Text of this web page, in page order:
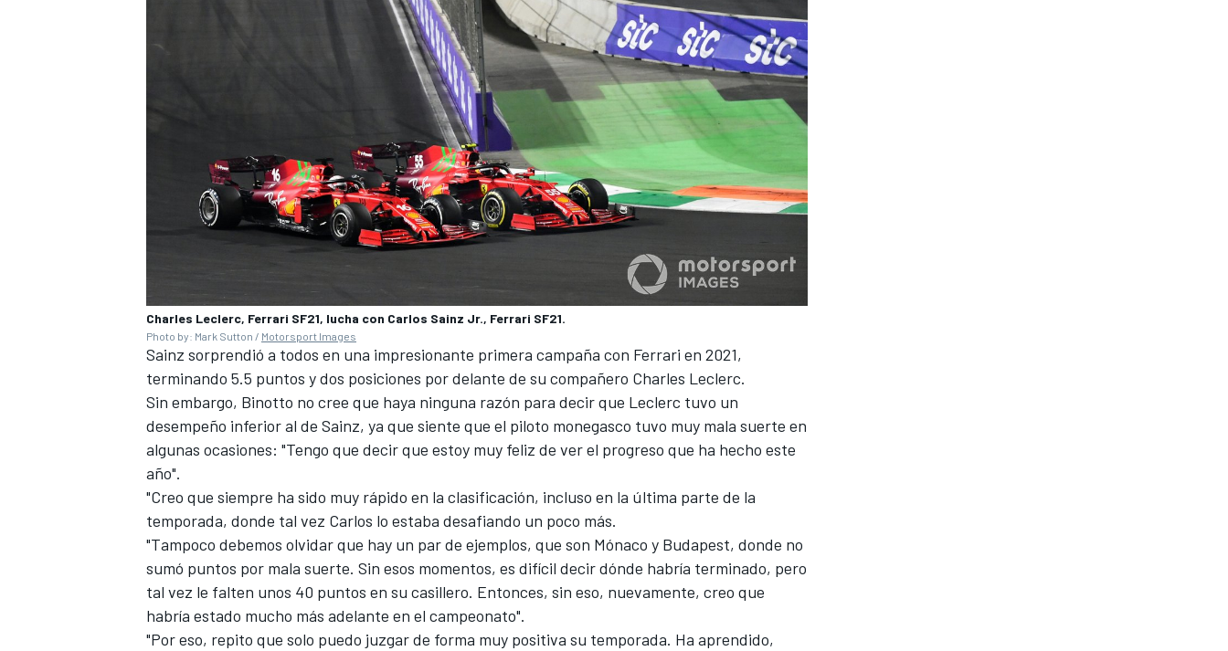
MÁS CATEGORÍAS
Charles Leclerc, Ferrari SF21, lucha con Carlos Sainz Jr., Ferrari SF21.
Photo by: Mark Sutton / Motorsport Images
Sainz sorprendió a todos en una impresionante primera campaña con Ferrari en 2021,
terminando 5.5 puntos y dos posiciones por delante de su compañero Charles Leclerc.
Sin embargo, Binotto no cree que haya ninguna razón para decir que Leclerc tuvo un
desempeño inferior al de Sainz, ya que siente que el piloto monegasco tuvo muy mala suerte en
algunas ocasiones: "Tengo que decir que estoy muy feliz de ver el progreso que ha hecho este
año".
"Creo que siempre ha sido muy rápido en la clasificación, incluso en la última parte de la
temporada, donde tal vez Carlos lo estaba desafiando un poco más.
"Tampoco debemos olvidar que hay un par de ejemplos, que son Mónaco y Budapest, donde no
sumó puntos por mala suerte. Sin esos momentos, es difícil decir dónde habría terminado, pero
tal vez le falten unos 40 puntos en su casillero. Entonces, sin eso, nuevamente, creo que
habría estado mucho más adelante en el campeonato".
"Por eso, repito que solo puedo juzgar de forma muy positiva su temporada. Ha aprendido,